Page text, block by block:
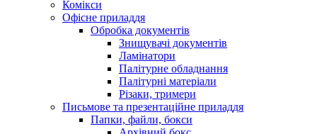
Комікси
Офісне приладдя
Обробка документів
Знищувачі документів
Ламінатори
Палітурне обладнання
Палітурні матеріали
Різаки, тримери
Письмове та презентаційне приладдя
Папки, файли, бокси